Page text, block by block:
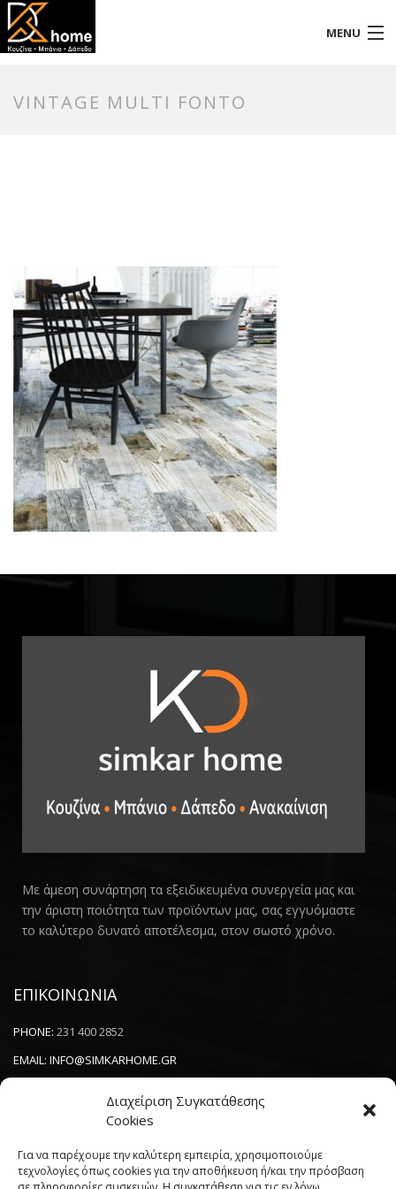
Διαχείριση Συγκατάθεσης
Cookies
Για να παρέχουμε την καλύτερη εμπειρία, χρησιμοποιούμε
τεχνολογίες όπως cookies για την αποθήκευση ή/και την πρόσβαση
MENU
VINTAGE MULTI FONTO
Με άμεση συνάρτηση τα εξειδικευμένα συνεργεία μας και
την άριστη ποιότητα των προϊόντων μας, σας εγγυόμαστε
το καλύτερο δυνατό αποτέλεσμα, στον σωστό χρόνο.
ΕΠΙΚΟΙΝΩΝΙΑ
PHONE: 231 400 2852
EMAIL: INFO@SIMKARHOME.GR
NEWSLETTER